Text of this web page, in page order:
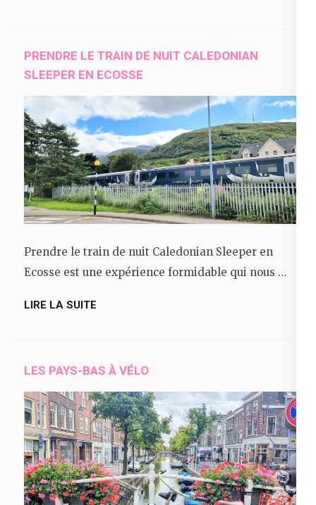
PRENDRE LE TRAIN DE NUIT CALEDONIAN
SLEEPER EN ECOSSE
Prendre le train de nuit Caledonian Sleeper en
Ecosse est une expérience formidable qui nous …
LIRE LA SUITE
LES PAYS-BAS À VÉLO